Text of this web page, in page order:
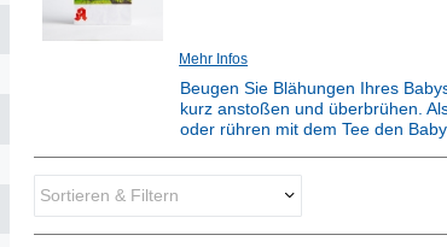
Mehr Infos
Beugen Sie Blähungen Ihres
kurz anstoßen und überbrühen.
oder rühren mit dem Tee den
Dieses Produkt ist
Sortieren & Filtern